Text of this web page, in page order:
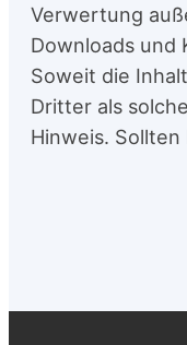
Verwertung
Downloads und
Soweit die
Dritter als
Hinweis.